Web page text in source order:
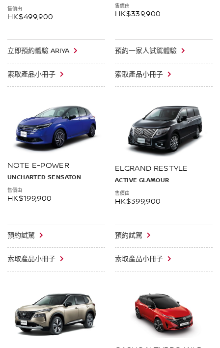
售價由
HK$499,900
立即預約體驗 ARIYA
索取產品小冊子
售價由
HK$339,900
預約一家人試駕體驗
索取產品小冊子
NOTE E-POWER
UNCHARTED SENSATON
售價由
HK$199,900
預約試駕
索取產品小冊子
ELGRAND RESTYLE
ACTIVE GLAMOUR
售價由
HK$399,900
預約試駕
索取產品小冊子